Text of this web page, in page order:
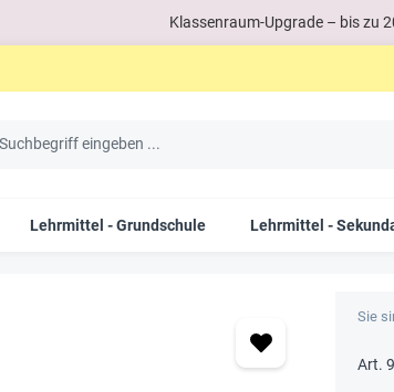
Klassenraum-Upgrade – bis zu
Lehrmittel - Grundschule Lehrmittel -
Sie
Art.